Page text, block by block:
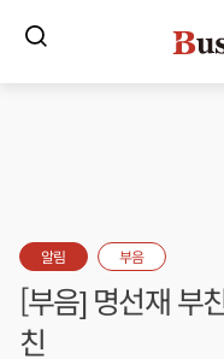
알림 부음
[부음] 명선재 부
친